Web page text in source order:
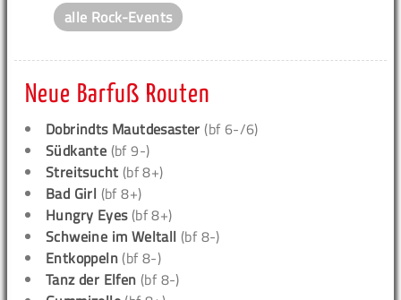
alle Rock-Events
Neue Barfuß Routen
Dobrindts Mautdesaster (bf 6-/6)
Südkante (bf 9-)
Streitsucht (bf 8+)
Bad Girl (bf 8+)
Hungry Eyes(bf 8+)
Schweine im Weltall (bf 8-)
Entkoppeln (bf 8-)
Tanz der Elfen (bf 8-)